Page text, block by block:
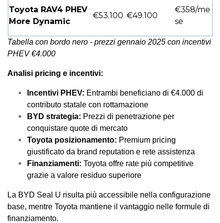
Toyota RAV4 PHEV
More Dynamic
€53.100 €49.100
€358/me
se
Tabella con bordo nero - prezzi gennaio 2025 con incentivi
PHEV €4.000
Analisi pricing e incentivi:
Incentivi PHEV: Entrambi beneficiano di €4.000 di
contributo statale con rottamazione
BYD strategia: Prezzi di penetrazione per
conquistare quote di mercato
Toyota posizionamento: Premium pricing
giustificato da brand reputation e rete assistenza
Finanziamenti: Toyota offre rate più competitive
grazie a valore residuo superiore
La BYD Seal U risulta più accessibile nella configurazione
base, mentre Toyota mantiene il vantaggio nelle formule di
finanziamento.